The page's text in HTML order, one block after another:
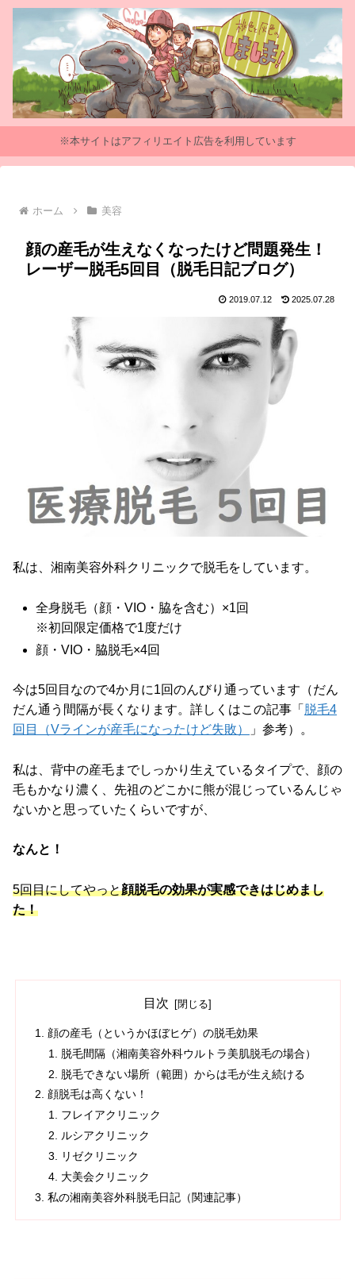
※本サイトはアフィリエイト広告を利用しています
ホーム 美容
顔の産毛が生えなくなったけど問題発生！
レーザー脱毛5回目（脱毛日記ブログ）
2019.07.12 2025.07.28
私は、湘南美容外科クリニックで脱毛をしています。
全身脱毛（顔・VIO・脇を含む）×1回
※初回限定価格で1度だけ
顔・VIO・脇脱毛×4回
今は5回目なので4か月に1回のんびり通っています（だん
だん通う間隔が長くなります。詳しくはこの記事「 脱毛4
回目（Vラインが産毛になったけど失敗）
」参考）。
私は、背中の産毛までしっかり生えているタイプで、顔の
毛もかなり濃く、先祖のどこかに熊が混じっているんじゃ
ないかと思っていたくらいですが、
なんと！
5回目にしてやっと顔脱毛の効果が実感できはじめまし
た！
目次
顔の産毛（というかほぼヒゲ）の脱毛効果
脱毛間隔（湘南美容外科ウルトラ美肌脱毛の場合）
脱毛できない場所（範囲）からは毛が生え続ける
顔脱毛は高くない！
フレイアクリニック
ルシアクリニック
リゼクリニック
大美会クリニック
私の湘南美容外科脱毛日記（関連記事）